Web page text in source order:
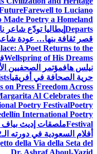
Farewell to Luciano
Poetry a Homeland
Departs إيطاليا تودّع شاعر
قصر ثقافة بنها… عودة
A Poet Returns to the
Wellspring of His Dreams
نيلس هافمؤتمر الصحفيين
حرية الصحافة في أفريقيا
on Press Freedom Across
Al Celebrates the
Poetry FestivalPoetry
International Poetry
Festivalملصقات إديث
أفلام السعودية في دورته الـ12: حضورٌ عالمي ونجاحٌ يحتذى به
della Via della Seta del